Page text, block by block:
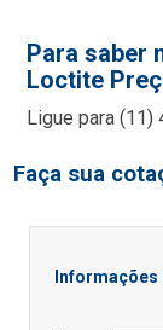
Para saber
Loctite
Ligue para(11)
Faça sua